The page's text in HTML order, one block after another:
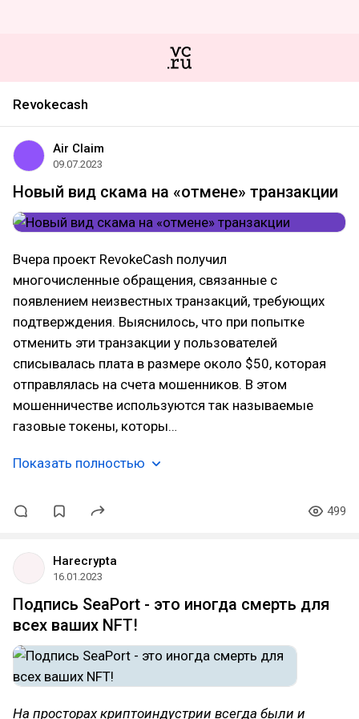
Revokecash
Air Claim
09.07.2023
Новый вид скама на «отмене» транзакции
Вчера проект RevokeCash получил
многочисленные обращения, связанные с
появлением неизвестных транзакций, требующих
подтверждения. Выяснилось, что при попытке
отменить эти транзакции у пользователей
списывалась плата в размере около $50, которая
отправлялась на счета мошенников. В этом
мошенничестве используются так называемые
газовые токены, которы…
Показать полностью
499
Harecrypta
16.01.2023
Подпись SeaPort - это иногда смерть для
всех ваших NFT!
На просторах криптоиндустрии всегда были и